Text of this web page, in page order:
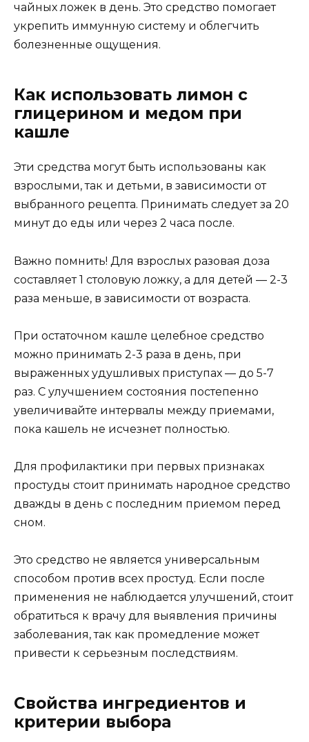
чайных ложек в день. Это средство помогает
укрепить иммунную систему и облегчить
болезненные ощущения.
Как использовать лимон с
глицерином и медом при
кашле
Эти средства могут быть использованы как
взрослыми, так и детьми, в зависимости от
выбранного рецепта. Принимать следует за 20
минут до еды или через 2 часа после.
Важно помнить! Для взрослых разовая доза
составляет 1 столовую ложку, а для детей — 2-3
раза меньше, в зависимости от возраста.
При остаточном кашле целебное средство
можно принимать 2-3 раза в день, при
выраженных удушливых приступах — до 5-7
раз. С улучшением состояния постепенно
увеличивайте интервалы между приемами,
пока кашель не исчезнет полностью.
Для профилактики при первых признаках
простуды стоит принимать народное средство
дважды в день с последним приемом перед
сном.
Это средство не является универсальным
способом против всех простуд. Если после
применения не наблюдается улучшений, стоит
обратиться к врачу для выявления причины
заболевания, так как промедление может
привести к серьезным последствиям.
Свойства ингредиентов и
критерии выбора